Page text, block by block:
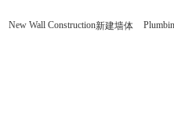
New Wall Construction新建墙体